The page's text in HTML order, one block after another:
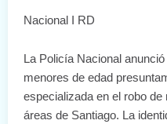
Nacional I RD
La Policía Nacional
menores de edad
especializada en el robo
áreas de Santiago. La